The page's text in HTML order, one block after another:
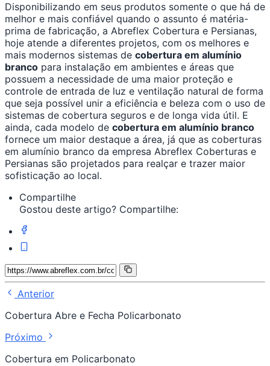
Disponibilizando em seus produtos somente o que há de
melhor e mais confiável quando o assunto é matéria-
prima de fabricação, a Abreflex Cobertura e Persianas,
hoje atende a diferentes projetos, com os melhores e
mais modernos sistemas de cobertura em alumínio
branco para instalação em ambientes e áreas que
possuem a necessidade de uma maior proteção e
controle de entrada de luz e ventilação natural de forma
que seja possível unir a eficiência e beleza com o uso de
sistemas de cobertura seguros e de longa vida útil. E
ainda, cada modelo de cobertura em alumínio branco
fornece um maior destaque a área, já que as coberturas
em alumínio branco da empresa Abreflex Coberturas e
Persianas são projetados para realçar e trazer maior
sofisticação ao local.
Compartilhe
Gostou deste artigo? Compartilhe:
Anterior
Cobertura Abre e Fecha Policarbonato
Próximo
Cobertura em Policarbonato